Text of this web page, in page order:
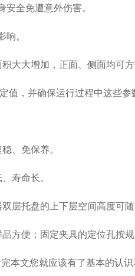
全免遭意外伤害。
。
大增加，正面、侧面均可方
，并确保运行过程中这些参
、免保养。
寿命长。
托盘的上下层空间高度可随
便；固定夹具的定位孔按
本文您就应该有了基本的认